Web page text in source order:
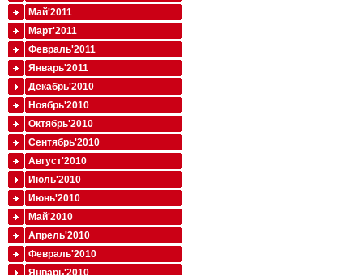
Май'2011
Март'2011
Февраль'2011
Январь'2011
Декабрь'2010
Ноябрь'2010
Октябрь'2010
Сентябрь'2010
Август'2010
Июль'2010
Июнь'2010
Май'2010
Апрель'2010
Февраль'2010
Январь'2010